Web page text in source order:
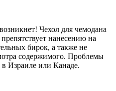
Чехол для чемодана
нанесению на
бирок, а также не
содержимого. Проблемы
в Израиле или Канаде.